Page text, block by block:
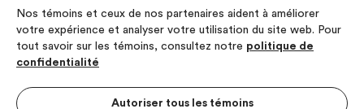
Nos témoins et ceux de nos partenaires aident à améliorer
votre expérience et analyser votre utilisation du site web. Pour
tout savoir sur les témoins, consultez notre politique de
confidentialité
Autoriser tous les témoins